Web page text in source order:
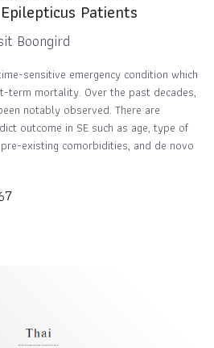
Patients
Boongird
sensitive emergency condition which
term mortality. Over the past decades,
notably observed. There are
outcome in SE such as age, type of
existing comorbidities, and de novo